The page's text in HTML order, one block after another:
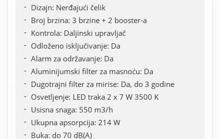
Dizajn: Nerđajući čelik
Broj brzina: 3 brzine + 2 booster-a
Kontrola: Daljinski upravljač
Odloženo isključivanje: Da
Alarm za održavanje: Da
Aluminijumski filter za masnoću: Da
Dugotrajni filter za mirise: Da, do 3 godine
Osvetljenje: LED traka 2 x 7 W 3500 K
Usisna snaga: 550 m3/h
Ukupna apsorpcija: 214 W
Buka: do 70 dB(A)